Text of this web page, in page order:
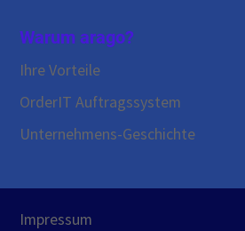
Warum arago?
Ihre Vorteile
OrderIT Auftragssystem
Unternehmens-Geschichte
Impressum